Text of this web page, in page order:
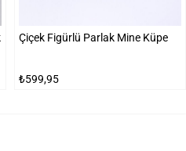
Çiçek Figürlü Parlak Mine Küpe
₺599,95